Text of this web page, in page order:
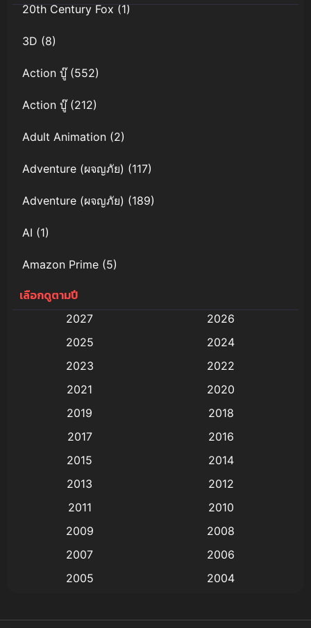
20th Century Fox(1)
3D (8)
Action บู๊(552)
Action บู๊(212)
Adult Animation (2)
Adventure (ผจญภัย) (117)
Adventure (ผจญภัย) (189)
AI (1)
Amazon Prime (5)
Anal (ประตูหลัง)
Animation การ์ตูน
Animation อนิเมะ
Animation แอนิเมชัน
(9)
Big tits (นมใหญ่)
Bitch (ผู้หญิงร่าน)
เลือกดูตามปี
2027
2026
2025
2024
2023
2022
2021
2020
2019
2018
2017
2016
2015
2014
2013
2012
2011
2010
2009
2008
2007
2006
2005
2004